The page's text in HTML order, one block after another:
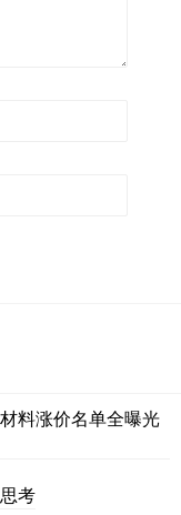
料涨价名单全曝光
考